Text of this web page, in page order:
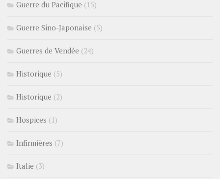
Guerre du Pacifique (15)
Guerre Sino-Japonaise (5)
Guerres de Vendée (24)
Historique (5)
Historique (2)
Hospices (1)
Infirmières (7)
Italie (3)